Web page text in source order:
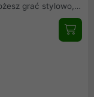
grać stylowo,